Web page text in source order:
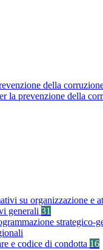
della
la prevenzione della
su organizzazione e
generali 31
strategico-
e codice di condotta 16